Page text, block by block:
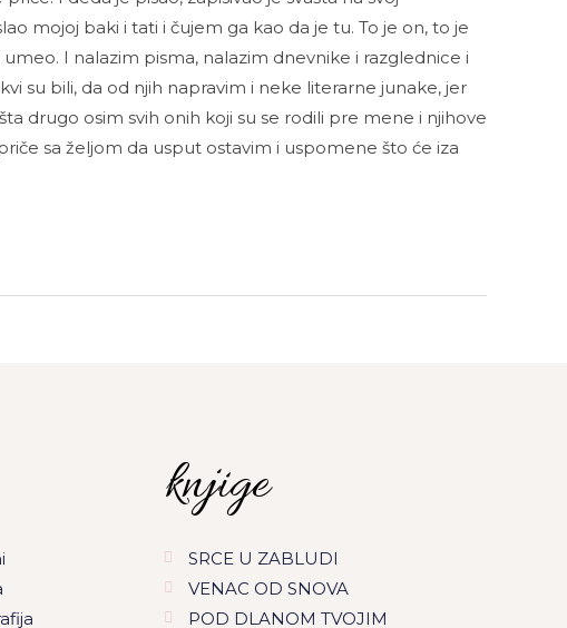
mojoj baki i tati i čujem ga kao da je tu. To je on, to je
I nalazim pisma, nalazim dnevnike i razglednice i
su bili, da od njih napravim i neke literarne junake, jer
drugo osim svih onih koji su se rodili pre mene i njihove
sa željom da usput ostavim i uspomene što će iza
knjige
SRCE U ZABLUDI
VENAC OD SNOVA
POD DLANOM TVOJIM